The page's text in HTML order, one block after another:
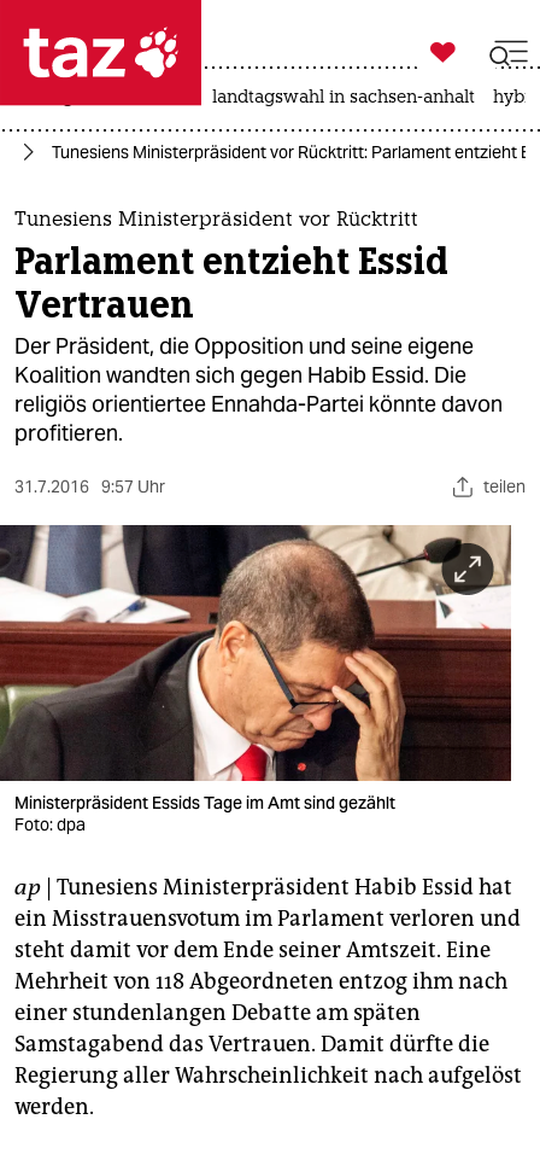
 taz zahl ich
taz zahl ich
themen
politik
öko
gesellschaft
kultur
sport
berlin
nord
wahrheit
verlag
verlag
veranstaltungen
fragen & hilfe
unterstützen
abo
genossenschaft
epaper login

taz zahl ich
landtagswahl in sachsen-anhalt
Tunesiens Ministerpräsident vor Rücktritt: Parlament entzieht
Tunesiens Ministerpräsident vor Rücktritt
Parlament entzieht Essid
Vertrauen
Der Präsident, die Opposition und seine eigene
Koalition wandten sich gegen Habib Essid. Die
religiös orientiertee Ennahda-Partei könnte davon
profitieren.
31.7.2016 9:57 Uhr teilen
Ministerpräsident Essids Tage im Amt sind gezählt
Foto: dpa
ap | Tunesiens Ministerpräsident Habib Essid hat
ein Misstrauensvotum im Parlament verloren und
steht damit vor dem Ende seiner Amtszeit. Eine
Mehrheit von 118 Abgeordneten entzog ihm nach
einer stundenlangen Debatte am späten
Samstagabend das Vertrauen. Damit dürfte die
Regierung aller Wahrscheinlichkeit nach aufgelöst
werden.